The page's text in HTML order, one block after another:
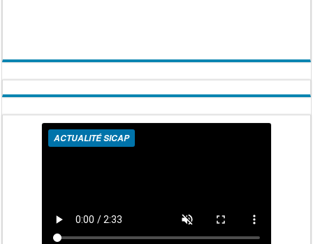
ACTUALITÉ SICAP